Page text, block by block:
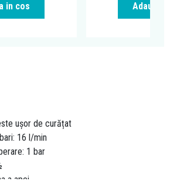
in cos Adauga
ușor de curățat
16 l/min
1 bar